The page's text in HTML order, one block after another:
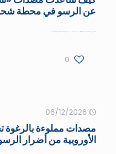
عن الرسو في محطة شحن
0
06/12/2026
مصدات مملوءة بالرغوة
الأوروبية من أضرار